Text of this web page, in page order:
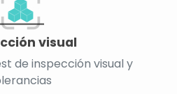
visual
de inspección visual y